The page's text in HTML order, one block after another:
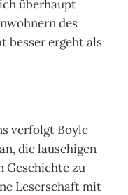
überhaupt
des
besser ergeht als
verfolgt Boyle
die lauschigen
Geschichte zu
Leserschaft mit